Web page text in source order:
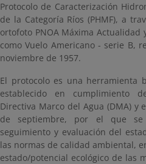
Protocolo de Caracterización
de la Categoría Ríos (PHMF), a
ortofoto PNOA Máxima
como Vuelo Americano - serie B,
noviembre de 1957.
El protocolo es una herramienta
establecido en cumplimiento
Directiva Marco del Agua (DMA) y
de septiembre, por el que se
seguimiento y evaluación del
las normas de calidad ambiental,
estado/potencial ecológico de las